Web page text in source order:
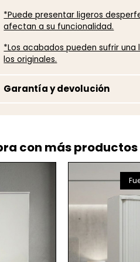
*Puede presentar ligeros
afectan a su funcionalidad.
*Los acabados pueden sufrir
los originales.
Garantía y devolución
con más productos